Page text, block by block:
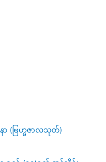
(ဗြဟ္မဇာလသုတ်)